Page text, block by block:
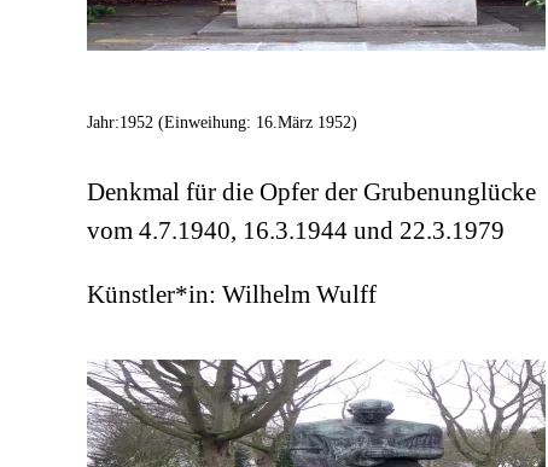
Jahr:1952 (Einweihung: 16.März 1952)
Denkmal für die Opfer der Grubenunglücke
vom 4.7.1940, 16.3.1944 und 22.3.1979
Künstler*in: Wilhelm Wulff